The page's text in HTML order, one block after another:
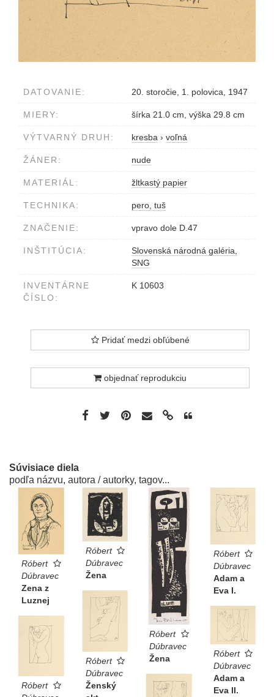
DATOVANIE: 20. storočie, 1. polovica, 1947
MIERY: šírka 21.0 cm, výška 29.8 cm
VÝTVARNÝ DRUH: kresba › voľná
ŽÁNER: nude
MATERIÁL: žltkastý papier
TECHNIKA: pero, tuš
ZNAČENIE: vpravo dole D.47
INŠTITÚCIA:
Slovenská národná galéria,
SNG
INVENTÁRNE
ČÍSLO:
K 10603
Pridať medzi obľúbené
objednať reprodukciu
Súvisiace diela
podľa názvu, autora / autorky, tagov...
Róbert
Dúbravec
Zena z
Luznej
Róbert
Dúbravec
Žena
Róbert
Dúbravec
Žena
Róbert
Dúbravec
Adam a
Eva I.
Róbert
Dúbravec
Ženský
Róbert
Dúbravec
Adam a
Eva II.
Róbert